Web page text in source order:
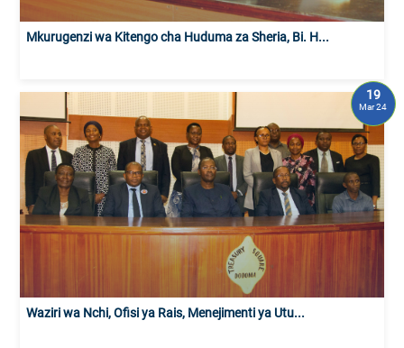
Mkurugenzi wa Kitengo cha Huduma za Sheria, Bi. H...
Waziri wa Nchi, Ofisi ya Rais, Menejimenti ya Utu...
19
Mar 24